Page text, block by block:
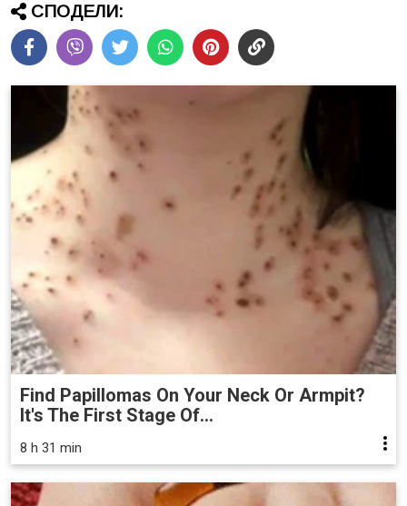
СПОДЕЛИ:
Find Papillomas On Your Neck Or Armpit?
It's The First Stage Of...
8 h 31 min